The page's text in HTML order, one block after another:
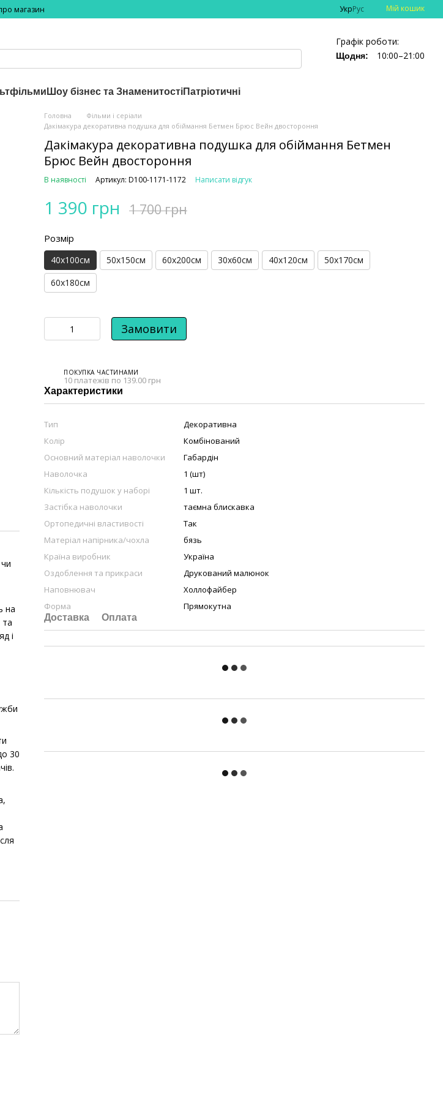
магазин УкрРус Мій кошик
Графік роботи:
Щодня: 10:00–21:00
Шоу бізнес та ЗнаменитостіПатріотичні
на
та
і
30
Головна
Фільми і серіали
Дакімакура декоративна подушка для обіймання Бетмен Брюс Вейн двостороння
Дакімакура декоративна подушка для обіймання Бетмен
Брюс Вейн двостороння
В наявності Артикул: D100-1171-1172 Написати відгук
1 390 грн 1 700 грн
Розмір
40х100см 50х150см 60х200см 30х60см 40х120см
50х170см
60х180см
Замовити
ПОКУПКА ЧАСТИНАМИ
10 платежів по 139.00 грн
Характеристики
Тип
Декоративна
Колір
Комбінований
Основний матеріал наволочки
Габардін
Наволочка
1 (шт)
Кількість подушок у наборі
1 шт.
Застібка наволочки
таємна блискавка
Ортопедичні властивості
Так
Матеріал напірника/чохла
бязь
Країна виробник
Україна
Оздоблення та прикраси
Друкований малюнок
Наповнювач
Холлофайбер
Форма
Прямокутна
Доставка Оплата